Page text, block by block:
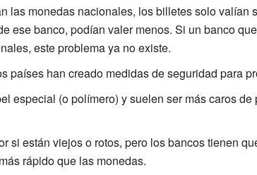
las monedas nacionales, los billetes solo valían
ese banco, podían valer menos. Si un banco
este problema ya no existe.
países han creado medidas de seguridad para
especial (o polímero) y suelen ser más caros de
si están viejos o rotos, pero los bancos tienen
rápido que las monedas.